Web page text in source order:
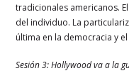
tradicionales americanos.
del individuo. La
última en la democracia y
Sesión 3: Hollywood va a la